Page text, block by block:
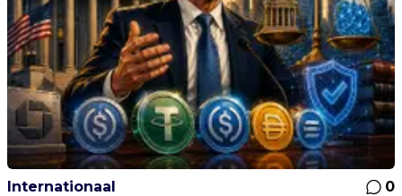
Internationaal
0